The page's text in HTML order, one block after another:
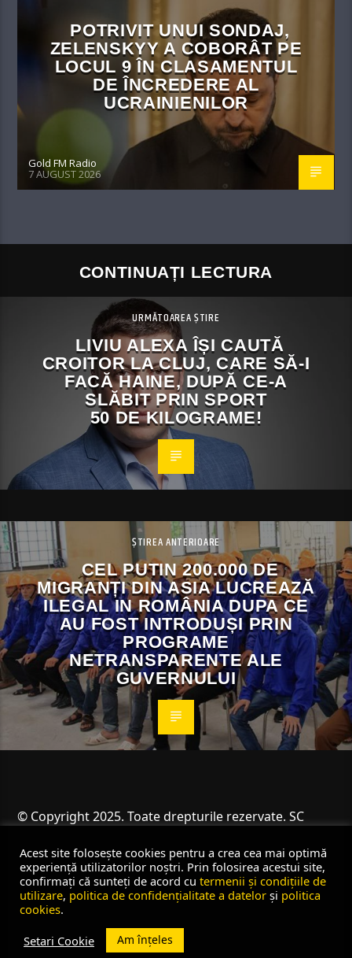
POTRIVIT UNUI SONDAJ,
ZELENSKYY A COBORÂT PE
LOCUL 9 ÎN CLASAMENTUL
DE ÎNCREDERE AL
UCRAINIENILOR
Gold FM Radio
7 AUGUST 2026
CONTINUAȚI LECTURA
URMĂTOAREA ȘTIRE
LIVIU ALEXA ÎȘI CAUTĂ
CROITOR LA CLUJ, CARE SĂ-I
FACĂ HAINE, DUPĂ CE-A
SLĂBIT PRIN SPORT
50 DE KILOGRAME!
ȘTIREA ANTERIOARE
CEL PUTIN 200.000 DE
MIGRANȚI DIN ASIA LUCREAZĂ
ILEGAL IN ROMÂNIA DUPA CE
AU FOST INTRODUȘI PRIN
PROGRAME
NETRANSPARENTE ALE
GUVERNULUI
© Copyright 2025. Toate drepturile rezervate. SC
Acest site folosește cookies pentru a crea cea mai optimă
experiență utilizatorilor noștri. Prin folosirea acestui site,
confirmați că sunteți de acord cu termenii și condițiile de
utilizare, politica de confidențialitate a datelor și politica
cookies.
Setari Cookie
Am înțeles